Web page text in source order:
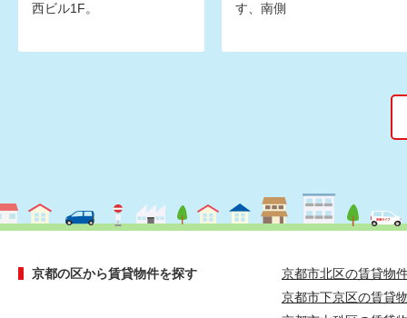
西ビル1F。
す、南側
京都の区から賃貸物件を探す
京都市北区の賃貸物
京都市下京区の賃貸